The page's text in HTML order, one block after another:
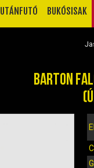
UTÁNFUTÓ BUKÓSISAK
BARTON